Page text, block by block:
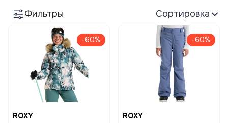
Фильтры Сортировка
-60%
ROXY
-60%
ROXY